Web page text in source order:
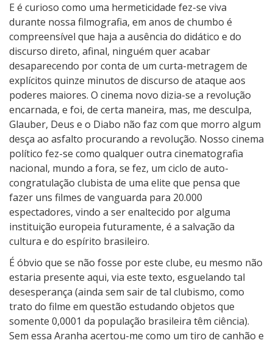
E é curioso como uma hermeticidade fez-se viva
durante nossa filmografia, em anos de chumbo é
compreensível que haja a ausência do didático e do
discurso direto, afinal, ninguém quer acabar
desaparecendo por conta de um curta-metragem de
explícitos quinze minutos de discurso de ataque aos
poderes maiores. O cinema novo dizia-se a revolução
encarnada, e foi, de certa maneira, mas, me desculpa,
Glauber, Deus e o Diabo não faz com que morro algum
desça ao asfalto procurando a revolução. Nosso cinema
político fez-se como qualquer outra cinematografia
nacional, mundo a fora, se fez, um ciclo de auto-
congratulação clubista de uma elite que pensa que
fazer uns filmes de vanguarda para 20.000
espectadores, vindo a ser enaltecido por alguma
instituição europeia futuramente, é a salvação da
cultura e do espírito brasileiro.
É óbvio que se não fosse por este clube, eu mesmo não
estaria presente aqui, via este texto, esguelando tal
desesperança (ainda sem sair de tal clubismo, como
trato do filme em questão estudando objetos que
somente 0,0001 da população brasileira têm ciência).
Sem essa Aranha acertou-me como um tiro de canhão e